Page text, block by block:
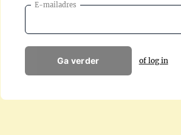
E-mailadres
Ga verder of log in